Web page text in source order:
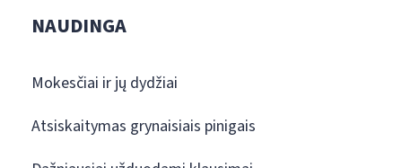
NAUDINGA
Mokesčiai ir jų dydžiai
Atsiskaitymas grynaisiais pinigais